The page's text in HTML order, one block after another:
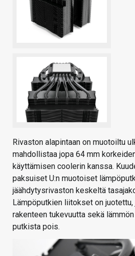
Rivaston alapintaan on muotoiltu
mahdollistaa jopa 64 mm
käyttämisen coolerin kanssa.
paksuiset U:n muotoiset
jäähdytysrivaston keskeltä
Lämpöputkien liitokset on juotettu,
rakenteen tukevuutta sekä
putkista pois.